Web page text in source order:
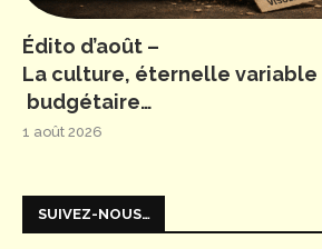
Édito d’août –
La culture, éternelle variable
budgétaire…
1 août 2026
SUIVEZ-NOUS…